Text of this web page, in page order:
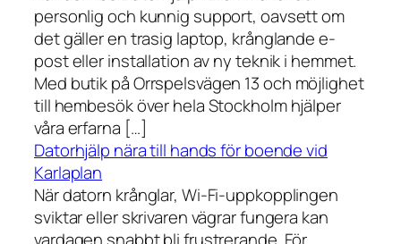
personlig och kunnig support, oavsett om
det gäller en trasig laptop, krånglande e-
post eller installation av ny teknik i hemmet.
Med butik på Orrspelsvägen 13 och möjlighet
till hembesök över hela Stockholm hjälper
våra erfarna […]
Datorhjälp nära till hands för boende vid
Karlaplan
När datorn krånglar, Wi-Fi-uppkopplingen
sviktar eller skrivaren vägrar fungera kan